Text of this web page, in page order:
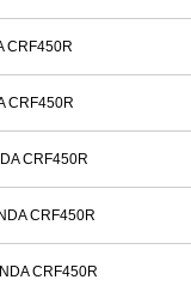
CRF450R
CRF450R
CRF450R
CRF450R